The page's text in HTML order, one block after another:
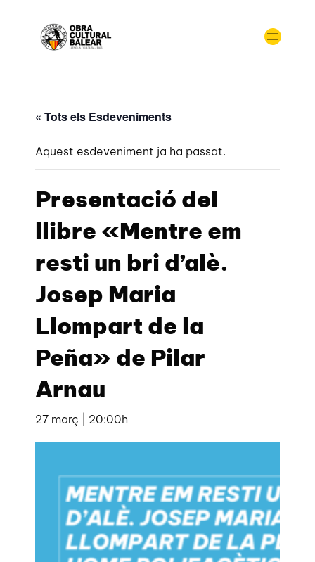
« Tots els Esdeveniments
Aquest esdeveniment ja ha passat.
Presentació del
llibre «Mentre em
resti un bri d’alè.
Josep Maria
Llompart de la
Peña» de Pilar
Arnau
27 març | 20:00h